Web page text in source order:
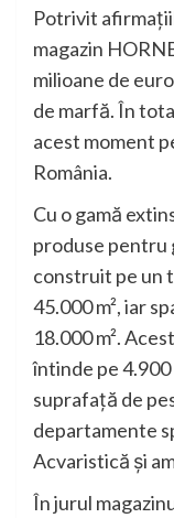
Potrivit
magazin
milioane de
de marfă. În
acest moment
România.
Cu o gamă
produse pentru
construit pe un
45.000 m², iar
18.000 m².
întinde pe 4.900
suprafață de
departamente
Acvaristică și
În jurul